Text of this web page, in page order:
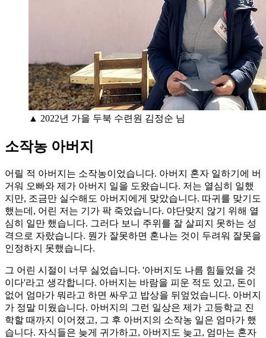
▲ 2022년 가을 두북 수련원 김정순 님
소작농 아버지
어릴 적 아버지는 소작농이었습니다. 아버지 혼자 일하기에 버
거워 오빠와 제가 아버지 일을 도왔습니다. 저는 열심히 일했
지만, 조금만 실수해도 아버지에게 맞았습니다. 따귀를 맞기도
했는데, 어린 저는 기가 팍 죽었습니다. 야단맞지 않기 위해 열
심히 일만 했습니다. 그러다 보니 주위를 잘 살피지 못하는 성
격으로 자랐습니다. 뭔가 잘못하면 혼나는 것이 두려워 잘못을
인정하지 못했습니다.
그 어린 시절이 너무 싫었습니다. '아버지도 나름 힘들었을 것
이다'라고 생각합니다. 아버지는 바람을 피운 적도 있고, 돈이
없어 엄마가 뭐라고 하면 싸우고 밥상을 뒤엎었습니다. 아버지
가 정말 미웠습니다. 아버지의 그런 일상은 제가 고등학교 진
학할 때까지 이어졌고, 그 후 아버지의 소작농 일은 엄마가 했
습니다. 자식들은 늦게 귀가하고, 아버지도 늦고, 엄마는 혼자